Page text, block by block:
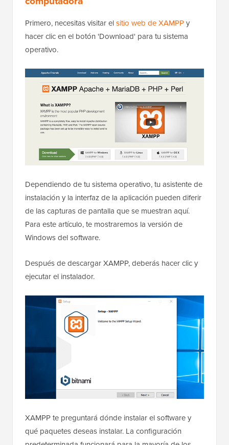
Primero, necesitas visitar elsitio web de XAMPPy
hacer clic en el botón 'Download' para tu sistema
operativo.
Dependiendo de tu sistema operativo, tu asistente de
instalación y la interfaz de la aplicación pueden diferir
de las capturas de pantalla que se muestran aquí.
Para este artículo, te mostraremos la versión de
Windows del software.
Después de descargar XAMPP, deberás hacer clic y
ejecutar el instalador.
XAMPP te preguntará dónde instalar el software y
qué paquetes deseas instalar. La configuración